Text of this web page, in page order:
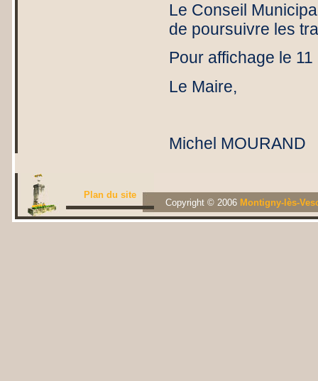
Le Conseil
de poursuivre les
Pour affichage le
Le Maire,
Michel MOURAND
Plan du site
Copyright © 2006 Montigny-lès-